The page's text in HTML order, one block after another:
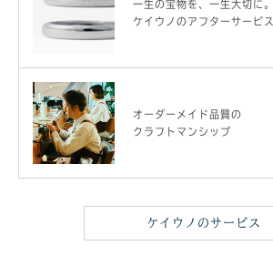
一生の宝物を、一生大切に。
ケイウノのアフターサービス
オーダーメイド品質の
クラフトマンシップ
ケイウノのサービス